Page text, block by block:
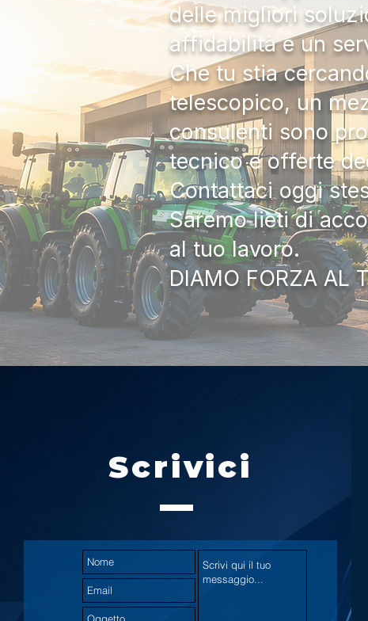
delle migliori
affidabilità e un
Che tu stia
telescopico, un
consulenti sono
tecnico e offerte
Contattaci oggi
Saremo lieti di
al tuo lavoro.
DIAMO FORZA AL
Scrivici